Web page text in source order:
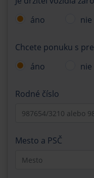
áno
nie
Chcete ponuku s
áno
nie
Rodné číslo
Mesto a PSČ